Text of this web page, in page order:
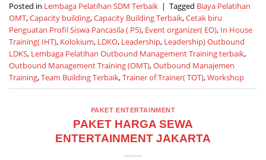
Posted in Lembaga Pelatihan SDM Terbaik | Tagged Biaya Pelatihan
OMT,Capacity building,Capacity Building Terbaik,Cetak biru
Penguatan Profil Siswa Pancasila ( P5), Event organizer( EO), In House
Training( IHT), Kolokium, LDKO, Leadership, Leadership) Outbound
LDKS, Lembaga Pelatihan Outbound Management Training terbaik,
Outbound Management Training (OMT),Outbound Manajemen
Training,Team Building Terbaik,Trainer of Trainer( TOT),Workshop
PAKET ENTERTAINMENT
PAKET HARGA SEWA
ENTERTAINMENT JAKARTA